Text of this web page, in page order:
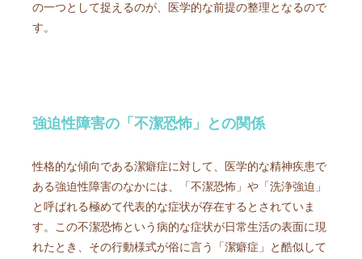
の一つとして捉えるのが、医学的な前提の整理となるので
す。
強迫性障害の「不潔恐怖」との関係
性格的な傾向である潔癖症に対して、医学的な精神疾患で
ある強迫性障害のなかには、「不潔恐怖」や「洗浄強迫」
と呼ばれる極めて代表的な症状が存在するとされていま
す。この不潔恐怖という病的な症状が日常生活の表面に現
れたとき、その行動様式が俗に言う「潔癖症」と酷似して